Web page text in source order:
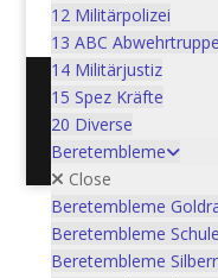
12 Militärpolizei
13 ABC
14 Militärjustiz
15 Spez Kräfte
20 Diverse
Beretembleme
Close
Beretembleme
Beretembleme
Beretembleme
Postadresse:
Thun /